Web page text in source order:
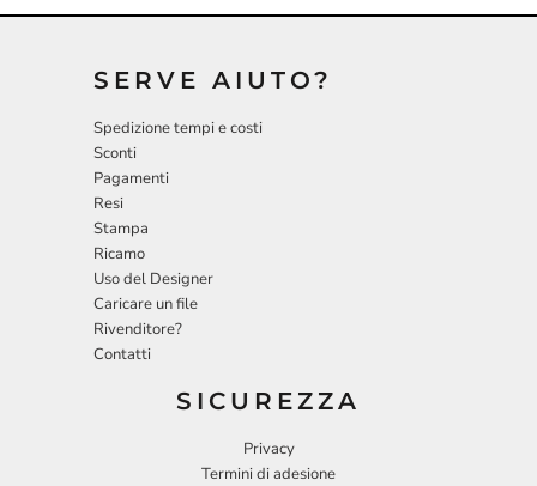
SERVE AIUTO?
Spedizione tempi e costi
Sconti
Pagamenti
Resi
Stampa
Ricamo
Uso del Designer
Caricare un file
Rivenditore?
Contatti
SICUREZZA
Privacy
Termini di adesione